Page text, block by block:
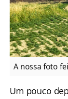
A nossa foto
Um pouco